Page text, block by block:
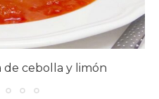
de cebolla y limón